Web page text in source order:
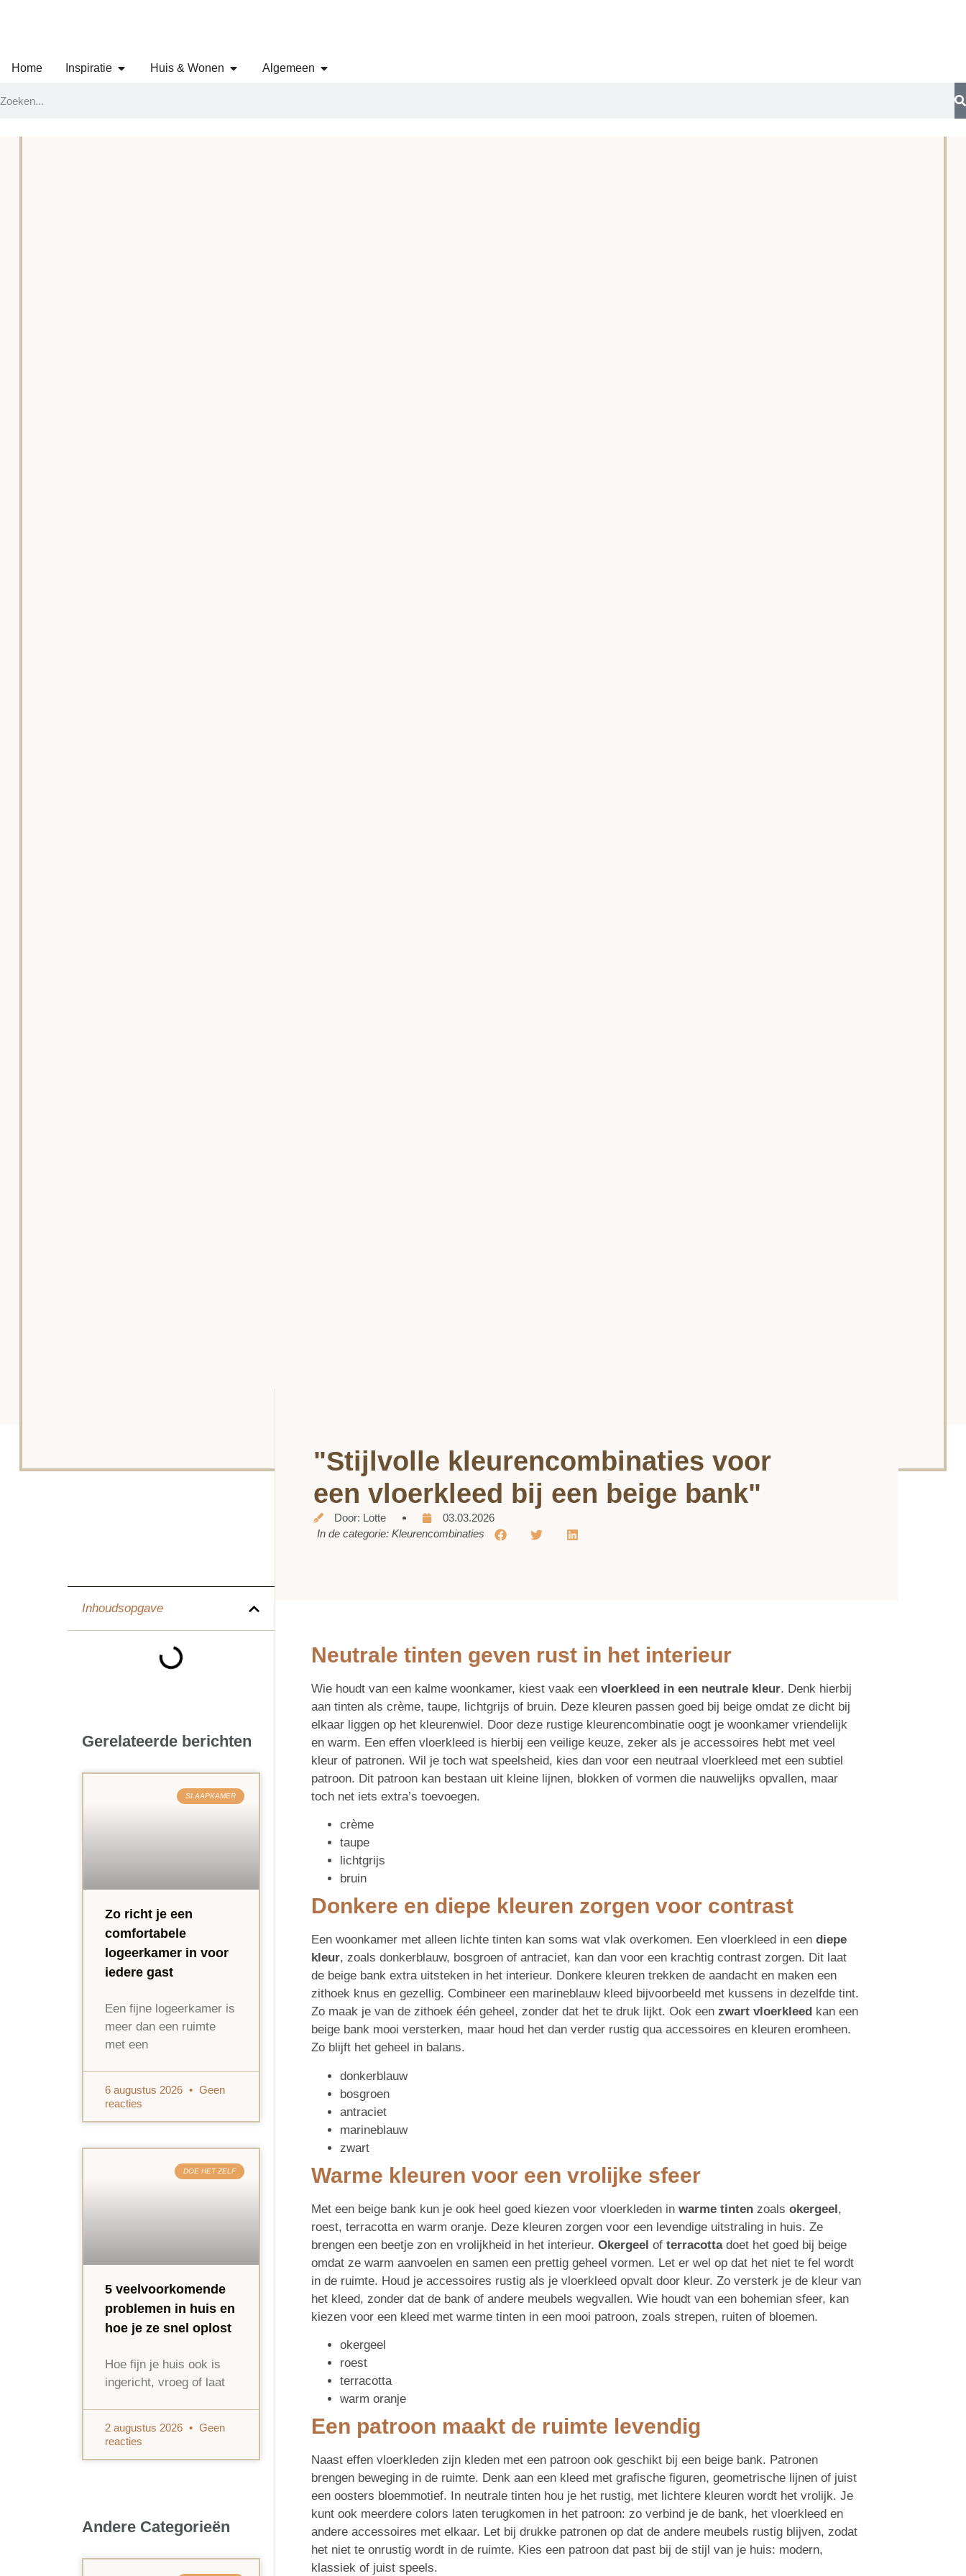
Home Inspiratie Huis & Wonen Algemeen
Inhoudsopgave
Gerelateerde berichten
SLAAPKAMER
Zo richt je een
comfortabele
logeerkamer in voor
iedere gast
Een fijne logeerkamer is
meer dan een ruimte
met een
6 augustus 2026
Geen
reacties
DOE HET ZELF
5 veelvoorkomende
problemen in huis en
hoe je ze snel oplost
Hoe fijn je huis ook is
ingericht, vroeg of laat
2 augustus 2026
Geen
reacties
Andere Categorieën
"Stijlvolle kleurencombinaties voor
een vloerkleed bij een beige bank"
Door: Lotte
03.03.2026
In de categorie: Kleurencombinaties
Neutrale tinten geven rust in het interieur
Wie houdt van een kalme woonkamer, kiest vaak eenvloerkleed in een neutrale kleur. Denk hierbij
aan tinten als crème, taupe, lichtgrijs of bruin. Deze kleuren passen goed bij beige omdat ze dicht bij
elkaar liggen op het kleurenwiel. Door deze rustige kleurencombinatie oogt je woonkamer vriendelijk
en warm. Een effen vloerkleed is hierbij een veilige keuze, zeker als je accessoires hebt met veel
kleur of patronen. Wil je toch wat speelsheid, kies dan voor een neutraal vloerkleed met een subtiel
patroon. Dit patroon kan bestaan uit kleine lijnen, blokken of vormen die nauwelijks opvallen, maar
toch net iets extra’s toevoegen.
crème
taupe
lichtgrijs
bruin
Donkere en diepe kleuren zorgen voor contrast
Een woonkamer met alleen lichte tinten kan soms wat vlak overkomen. Een vloerkleed in eendiepe
kleur, zoals donkerblauw, bosgroen of antraciet, kan dan voor een krachtig contrast zorgen. Dit laat
de beige bank extra uitsteken in het interieur. Donkere kleuren trekken de aandacht en maken een
zithoek knus en gezellig. Combineer een marineblauw kleed bijvoorbeeld met kussens in dezelfde tint.
Zo maak je van de zithoek één geheel, zonder dat het te druk lijkt. Ook eenzwart vloerkleed kan een
beige bank mooi versterken, maar houd het dan verder rustig qua accessoires en kleuren eromheen.
Zo blijft het geheel in balans.
donkerblauw
bosgroen
antraciet
marineblauw
zwart
Warme kleuren voor een vrolijke sfeer
Met een beige bank kun je ook heel goed kiezen voor vloerkleden inwarme tinten zoalsokergeel,
roest, terracotta en warm oranje. Deze kleuren zorgen voor een levendige uitstraling in huis. Ze
brengen een beetje zon en vrolijkheid in het interieur.Okergeel ofterracottadoet het goed bij beige
omdat ze warm aanvoelen en samen een prettig geheel vormen. Let er wel op dat het niet te fel wordt
in de ruimte. Houd je accessoires rustig als je vloerkleed opvalt door kleur. Zo versterk je de kleur van
het kleed, zonder dat de bank of andere meubels wegvallen. Wie houdt van een bohemian sfeer, kan
kiezen voor een kleed met warme tinten in een mooi patroon, zoals strepen, ruiten of bloemen.
okergeel
roest
terracotta
warm oranje
Een patroon maakt de ruimte levendig
Naast effen vloerkleden zijn kleden met een patroon ook geschikt bij een beige bank. Patronen
brengen beweging in de ruimte. Denk aan een kleed met grafische figuren, geometrische lijnen of juist
een oosters bloemmotief. In neutrale tinten hou je het rustig, met lichtere kleuren wordt het vrolijk. Je
kunt ook meerdere colors laten terugkomen in het patroon: zo verbind je de bank, het vloerkleed en
andere accessoires met elkaar. Let bij drukke patronen op dat de andere meubels rustig blijven, zodat
het niet te onrustig wordt in de ruimte. Kies een patroon dat past bij de stijl van je huis: modern,
klassiek of juist speels.